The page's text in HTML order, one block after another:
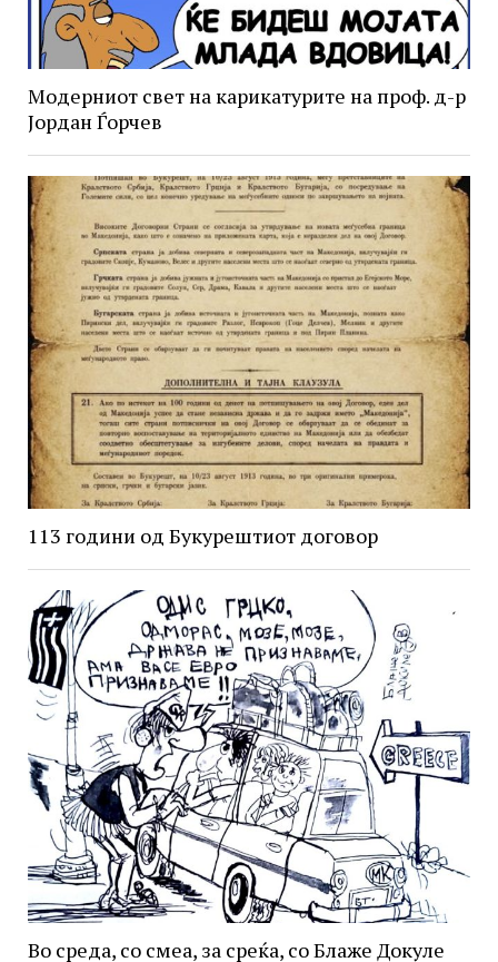
Модерниот свет на карикатурите на проф. д-р
Јордан Ѓорчев
113 години од Букурештиот договор
Во среда, со смеа, за среќа, со Блаже Докуле